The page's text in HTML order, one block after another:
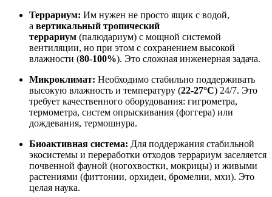
Террариум: Им нужен не просто ящик с водой,
а вертикальный тропический
террариум (палюдариум) с мощной системой
вентиляции, но при этом с сохранением высокой
влажности (80-100%). Это сложная инженерная задача.
Микроклимат: Необходимо стабильно поддерживать
высокую влажность и температуру (22-27°C) 24/7. Это
требует качественного оборудования: гигрометра,
термометра, систем опрыскивания (фоггера) или
дождевания, термошнура.
Биоактивная система: Для поддержания стабильной
экосистемы и переработки отходов террариум заселяется
почвенной фауной (ногохвостки, мокрицы) и живыми
растениями (фиттонии, орхидеи, бромелии, мхи). Это
целая наука.